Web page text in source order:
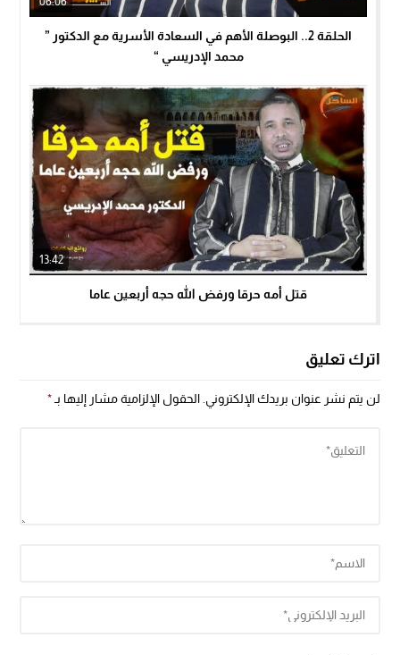
الحلقة 2.. البوصلة الأهم في السعادة الأسرية مع الدكتور ”
محمد الإدريسي “
13:42
قتل أمه حرقا ورفض الله حجه أربعين عاما
اترك تعليق
لن يتم نشر عنوان بريدك الإلكتروني. الحقول الإلزامية مشار إليها بـ*